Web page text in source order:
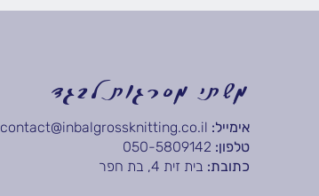
משתי מסרגות לבגד
אימייל: contact@inbalgrossknitting.co.il
טלפון:
כתובת: בית זית 4, בת חפר